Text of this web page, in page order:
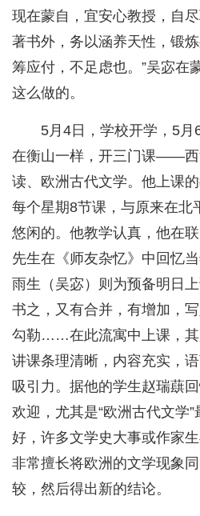
现在蒙自，宜安心教授，自
著书外，务以涵养天性，锻
筹应付，不足虑也。”吴宓在
这么做的。
5月4日，学校开学，5
在衡山一样，开三门课——西
读、欧洲古代文学。他上课
每个星期8节课，与原来在北
悠闲的。他教学认真，他在
先生在《师友杂忆》中回忆
雨生（吴宓）则为预备明日
书之，又有合并，有增加，
勾勒……在此流寓中上课，其
讲课条理清晰，内容充实，
吸引力。据他的学生赵瑞蕻
欢迎，尤其是“欧洲古代文学
好，许多文学史大事或作家
非常擅长将欧洲的文学现象
较，然后得出新的结论。